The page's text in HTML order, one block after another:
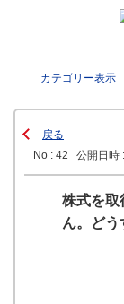
カテゴリー表示
戻る
No : 42
公開日時
株式を取
ん。どう